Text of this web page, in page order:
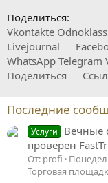
Поделиться:
Vkontakte
Livejournal
WhatsApp Telegram
Поделиться
Последние
Услуги
Вечные
проверен
От: profi
Торговая